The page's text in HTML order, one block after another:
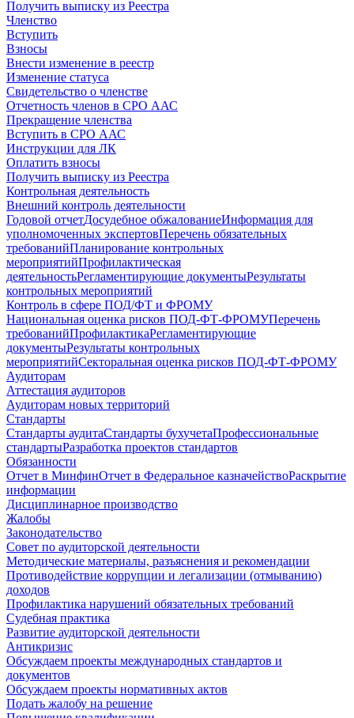
Получить выписку из Реестра
Членство
Вступить
Взносы
Внести изменение в реестр
Изменение статуса
Свидетельство о членстве
Отчетность членов в СРО ААС
Прекращение членства
Вступить в СРО ААС
Инструкции для ЛК
Оплатить взносы
Получить выписку из Реестра
Контрольная деятельность
Внешний контроль деятельности
Годовой отчетДосудебное обжалованиеИнформация для
уполномоченных экспертовПеречень обязательных
требованийПланирование контрольных
мероприятийПрофилактическая
деятельностьРегламентирующие документыРезультаты
контрольных мероприятий
Контроль в сфере ПОД/ФТ и ФРОМУ
Национальная оценка рисков ПОД-ФТ-ФРОМУПеречень
требованийПрофилактикаРегламентирующие
документыРезультаты контрольных
мероприятийСекторальная оценка рисков ПОД-ФТ-ФРОМУ
Аудиторам
Аттестация аудиторов
Аудиторам новых территорий
Стандарты
Стандарты аудитаСтандарты бухучетаПрофессиональные
стандартыРазработка проектов стандартов
Обязанности
Отчет в МинфинОтчет в Федеральное казначействоРаскрытие
информации
Дисциплинарное производство
Жалобы
Законодательство
Совет по аудиторской деятельности
Методические материалы, разъяснения и рекомендации
Противодействие коррупции и легализации (отмыванию)
доходов
Профилактика нарушений обязательных требований
Судебная практика
Развитие аудиторской деятельности
Антикризис
Обсуждаем проекты международных стандартов и
документов
Обсуждаем проекты нормативных актов
Подать жалобу на решение